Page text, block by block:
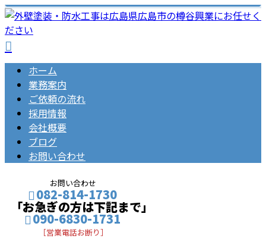
ホーム
業務案内
ご依頼の流れ
採用情報
会社概要
ブログ
お問い合わせ
お問い合わせ
082-814-1730
「お急ぎの方は下記まで」
090-6830-1731
［営業電話お断り］